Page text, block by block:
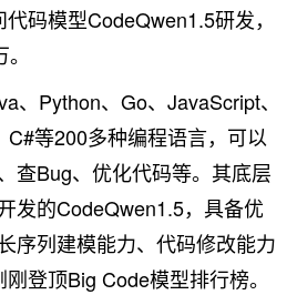
码模型CodeQwen1.5研发，
、Python、Go、JavaScript、
等200多种编程语言，可以
查Bug、优化代码等。其底层
发的CodeQwen1.5，具备优
序列建模能力、代码修改能力
登顶Big Code模型排行榜。